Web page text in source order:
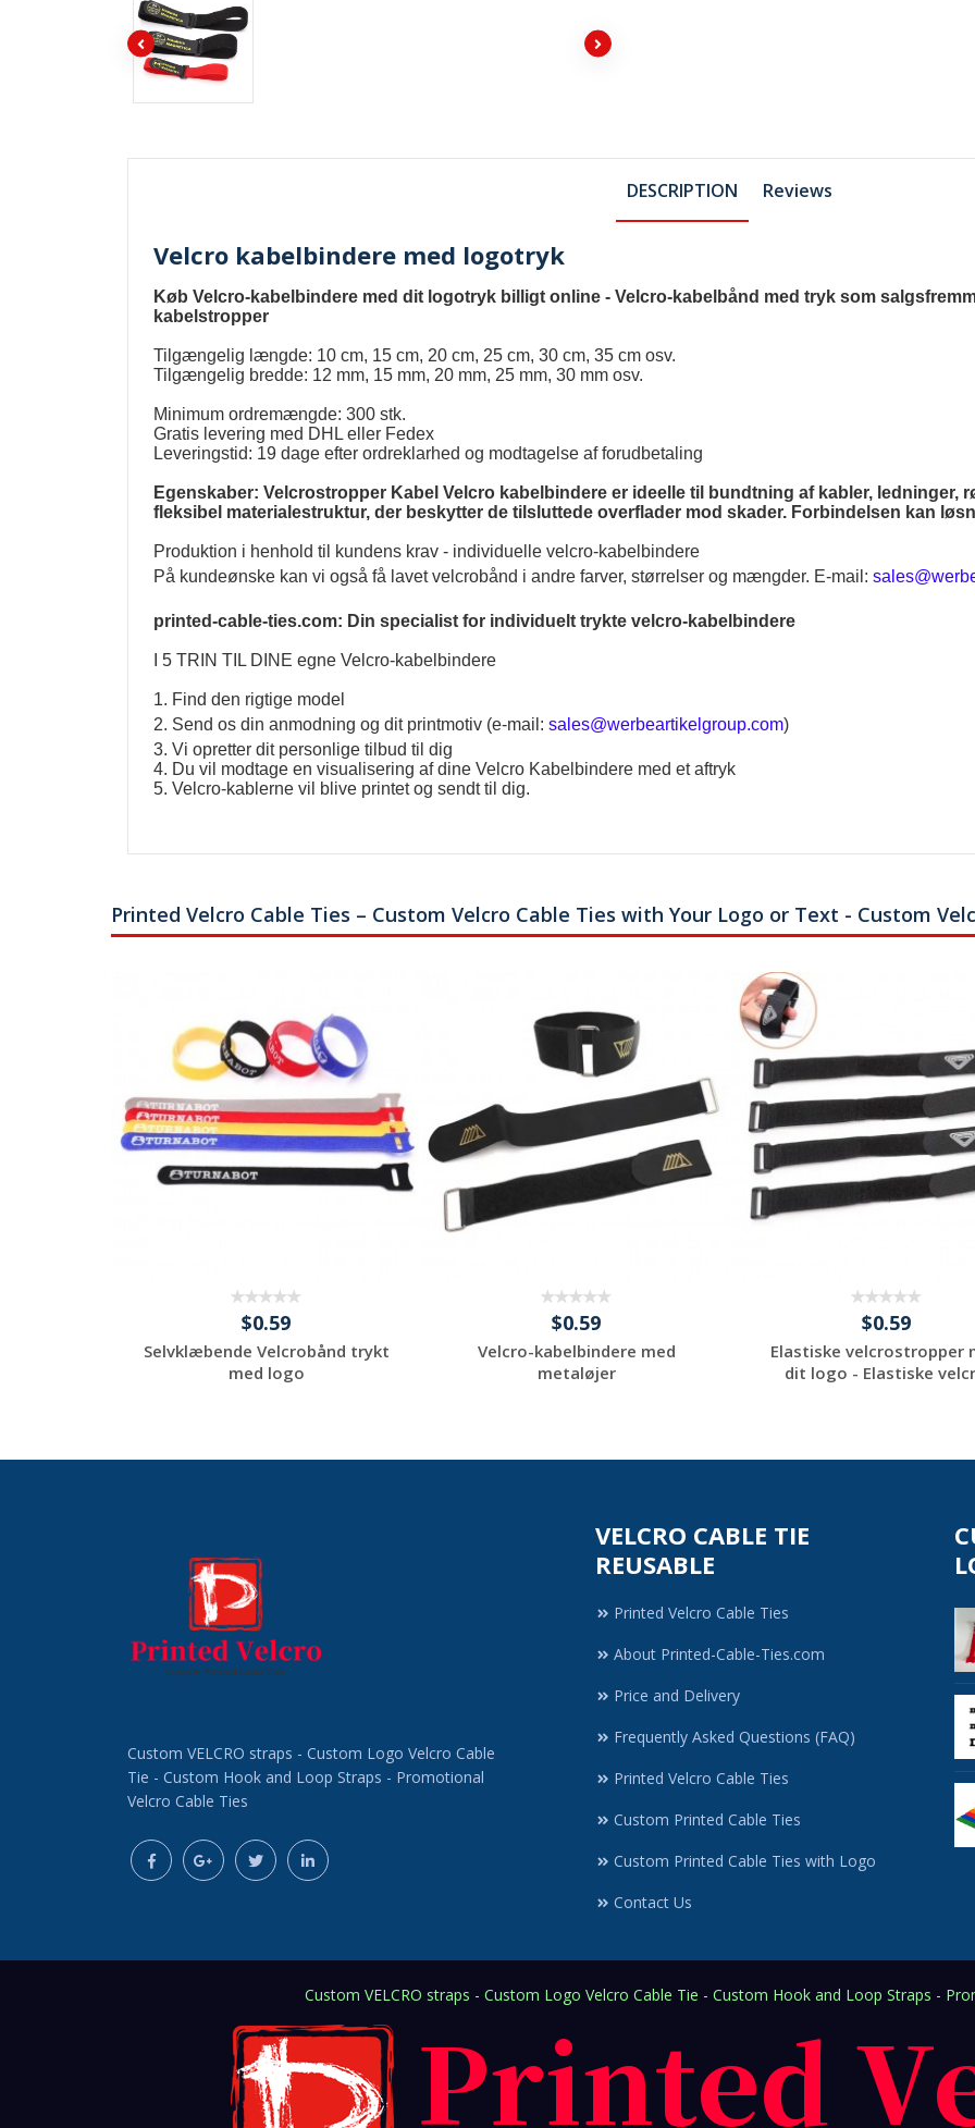
DESCRIPTION Reviews
Velcro kabelbindere med logotryk
Køb Velcro-kabelbindere med dit logotryk billigt online - Velcro-kabelbånd med tryk som
kabelstropper
Tilgængelig længde: 10 cm, 15 cm, 20 cm, 25 cm, 30 cm, 35 cm osv.
Tilgængelig bredde: 12 mm, 15 mm, 20 mm, 25 mm, 30 mm osv.
Minimum ordremængde: 300 stk.
Gratis levering med DHL eller Fedex
Leveringstid: 19 dage efter ordreklarhed og modtagelse af forudbetaling
Egenskaber: Velcrostropper Kabel Velcro kabelbindere er ideelle til bundtning af kabler, ledninger,
fleksibel materialestruktur, der beskytter de tilsluttede overflader mod skader. Forbindelsen kan
Produktion i henhold til kundens krav - individuelle velcro-kabelbindere
På kundeønske kan vi også få lavet velcrobånd i andre farver, størrelser og mængder. E-mail:
printed-cable-ties.com: Din specialist for individuelt trykte velcro-kabelbindere
I 5 TRIN TIL DINE egne Velcro-kabelbindere
1. Find den rigtige model
2. Send os din anmodning og dit printmotiv (e-mail:sales@werbeartikelgroup.com)
3. Vi opretter dit personlige tilbud til dig
4. Du vil modtage en visualisering af dine Velcro Kabelbindere med et aftryk
5. Velcro-kablerne vil blive printet og sendt til dig.
Printed Velcro Cable Ties – Custom Velcro Cable Ties with Your Logo or Text - Custom
$0.59
Selvklæbende Velcrobånd trykt
med logo
$0.59
Velcro-kabelbindere med
metaløjer
$0.59
Elastiske velcrostropper
dit logo - Elastiske
Custom VELCRO straps - Custom Logo Velcro Cable
Tie - Custom Hook and Loop Straps - Promotional
Velcro Cable Ties
VELCRO CABLE TIE
REUSABLE
Printed Velcro Cable Ties
About Printed-Cable-Ties.com
Price and Delivery
Frequently Asked Questions (FAQ)
Printed Velcro Cable Ties
Custom Printed Cable Ties
Custom Printed Cable Ties with Logo
Contact Us
Custom VELCRO straps - Custom Logo Velcro Cable Tie - Custom Hook and Loop Straps -